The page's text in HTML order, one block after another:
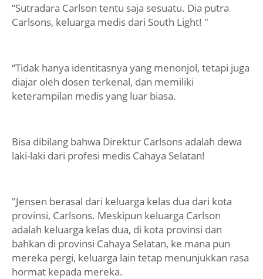
“Sutradara Carlson tentu saja sesuatu. Dia putra
Carlsons, keluarga medis dari South Light! "
“Tidak hanya identitasnya yang menonjol, tetapi juga
diajar oleh dosen terkenal, dan memiliki
keterampilan medis yang luar biasa.
Bisa dibilang bahwa Direktur Carlsons adalah dewa
laki-laki dari profesi medis Cahaya Selatan!
"Jensen berasal dari keluarga kelas dua dari kota
provinsi, Carlsons. Meskipun keluarga Carlson
adalah keluarga kelas dua, di kota provinsi dan
bahkan di provinsi Cahaya Selatan, ke mana pun
mereka pergi, keluarga lain tetap menunjukkan rasa
hormat kepada mereka.